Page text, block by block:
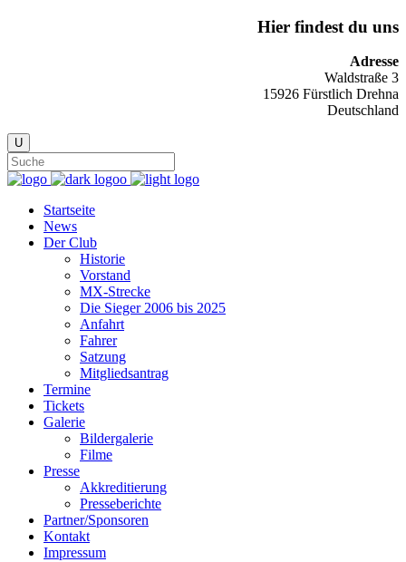
Hier findest du uns
Adresse
Waldstraße 3
15926 Fürstlich Drehna
Deutschland
Startseite
News
Der Club
Historie
Vorstand
MX-Strecke
Die Sieger 2006 bis 2025
Anfahrt
Fahrer
Satzung
Mitgliedsantrag
Termine
Tickets
Galerie
Bildergalerie
Filme
Presse
Akkreditierung
Presseberichte
Partner/Sponsoren
Kontakt
Impressum